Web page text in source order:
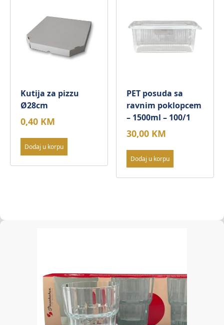
Kutija za pizzu
Ø28cm
0,40 KM
Dodaj u korpu
PET posuda sa
ravnim poklopcem
– 1500ml – 100/1
30,00 KM
Dodaj u korpu